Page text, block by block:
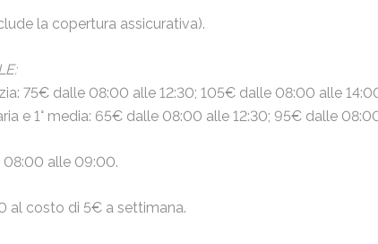
la copertura assicurativa).
75€ dalle 08:00 alle 12:30; 105€ dalle 08:00 alle
e 1° media: 65€ dalle 08:00 alle 12:30; 95€ dalle
alle 09:00.
al costo di 5€ a settimana.